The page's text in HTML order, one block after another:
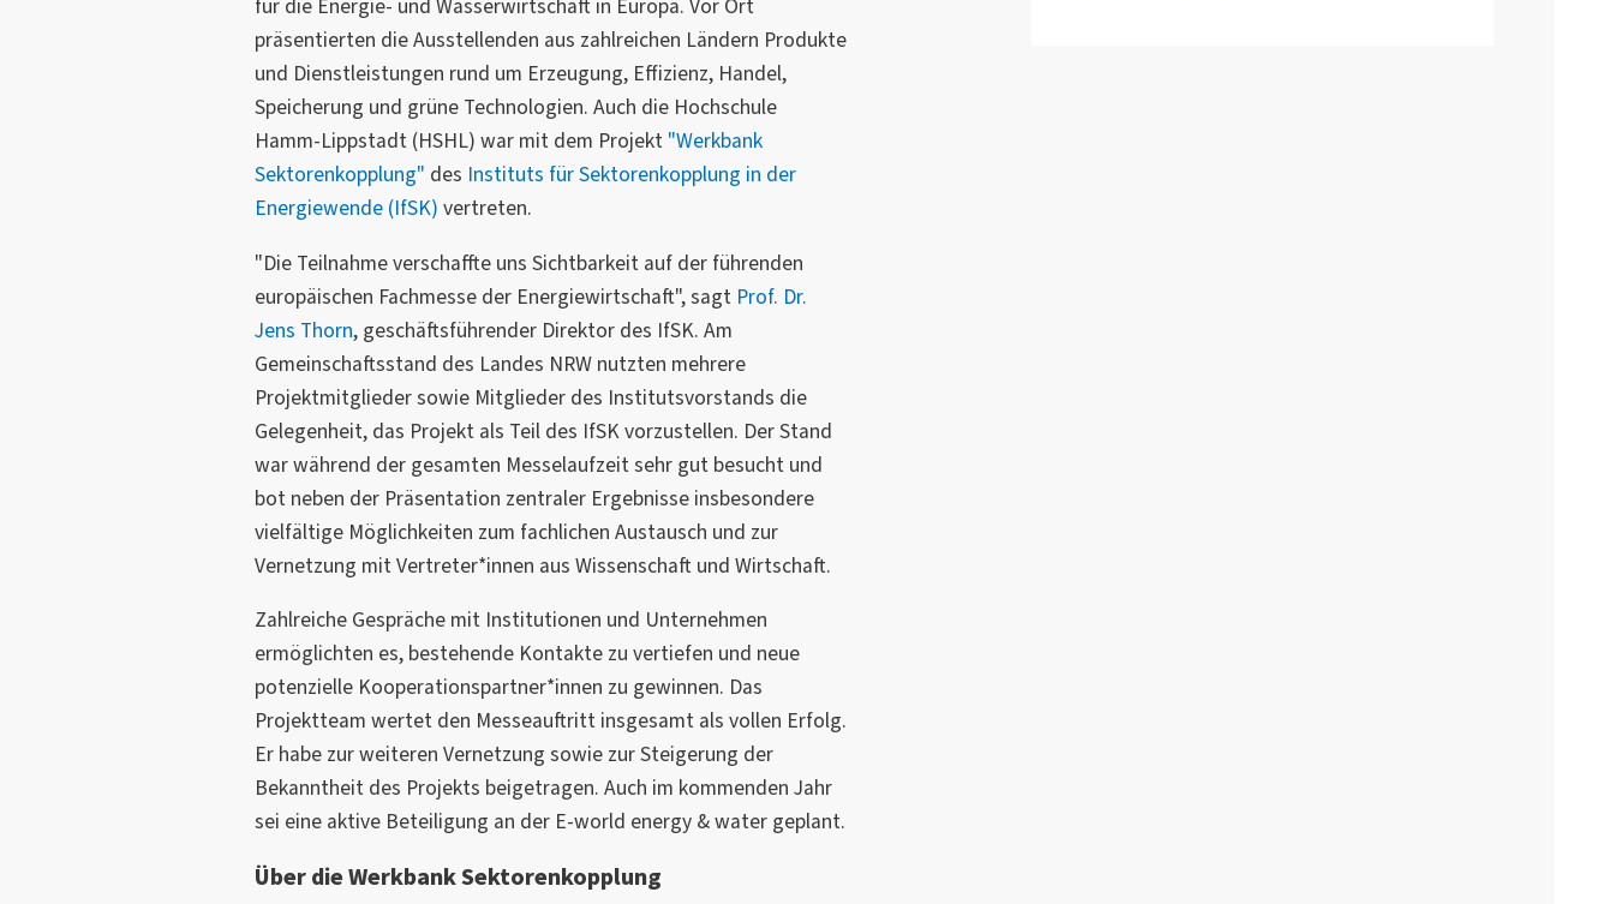
für die Energie- und Wasserwirtschaft in Europa. Vor Ort
präsentierten die Ausstellenden aus zahlreichen Ländern Produkte
und Dienstleistungen rund um Erzeugung, Effizienz, Handel,
Speicherung und grüne Technologien. Auch die Hochschule
Hamm-Lippstadt (HSHL) war mit dem Projekt "Werkbank
Sektorenkopplung" des Instituts für Sektorenkopplung in der
Energiewende (IfSK) vertreten.
"Die Teilnahme verschaffte uns Sichtbarkeit auf der führenden
europäischen Fachmesse der Energiewirtschaft", sagt Prof. Dr.
Jens Thorn, geschäftsführender Direktor des IfSK. Am
Gemeinschaftsstand des Landes NRW nutzten mehrere
Projektmitglieder sowie Mitglieder des Institutsvorstands die
Gelegenheit, das Projekt als Teil des IfSK vorzustellen. Der Stand
war während der gesamten Messelaufzeit sehr gut besucht und
bot neben der Präsentation zentraler Ergebnisse insbesondere
vielfältige Möglichkeiten zum fachlichen Austausch und zur
Vernetzung mit Vertreter*innen aus Wissenschaft und Wirtschaft.
Zahlreiche Gespräche mit Institutionen und Unternehmen
ermöglichten es, bestehende Kontakte zu vertiefen und neue
potenzielle Kooperationspartner*innen zu gewinnen. Das
Projektteam wertet den Messeauftritt insgesamt als vollen Erfolg.
Er habe zur weiteren Vernetzung sowie zur Steigerung der
Bekanntheit des Projekts beigetragen. Auch im kommenden Jahr
sei eine aktive Beteiligung an der E-world energy & water geplant.
Über die Werkbank Sektorenkopplung